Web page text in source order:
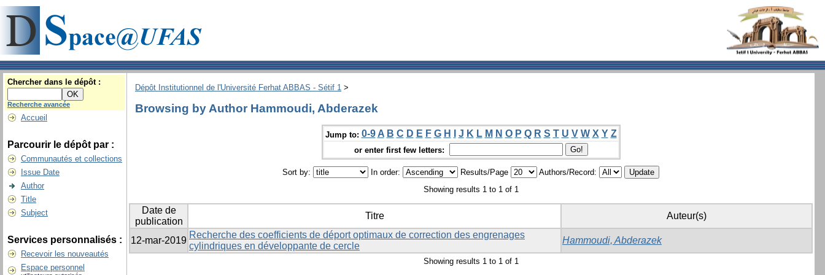
Chercher dans le dépôt :
Recherche avancée
Accueil
Parcourir le dépôt par :
Communautés et collections
Issue Date
Author
Title
Subject
Services personnalisés :
Recevoir les nouveautés
Espace personnel
Dépôt Institutionnel de l'Université Ferhat ABBAS - Sétif 1 >
Browsing by Author Hammoudi, Abderazek
Jump to: 0-9 A B C D E F G H J K L M N O P Q R S T U V W X Y Z
or enter first few letters:
Sort by: In order: Results/Page
Authors/Record:
Showing results 1 to 1 of 1
Date de
publication
Titre Auteur(s)
12-mar-2019
Recherche des coefficients de déport optimaux de correction des engrenages
cylindriques en développante de cercle
Hammoudi, Abderazek
Showing results 1 to 1 of 1